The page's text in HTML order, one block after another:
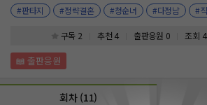
인
인
aagjdmswl12@naver.com
#판타지
#정략결혼 #청순녀 #다정남 #
구독 2 추천 4 출판응원 0 조회
회차 (11)